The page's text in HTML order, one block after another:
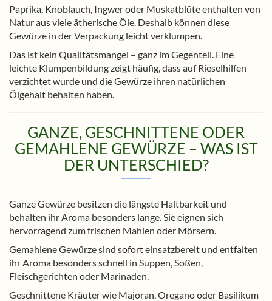
Paprika, Knoblauch, Ingwer oder Muskatblüte enthalten von
Natur aus viele ätherische Öle. Deshalb können diese
Gewürze in der Verpackung leicht verklumpen.
Das ist kein Qualitätsmangel – ganz im Gegenteil. Eine
leichte Klumpenbildung zeigt häufig, dass auf Rieselhilfen
verzichtet wurde und die Gewürze ihren natürlichen
Ölgehalt behalten haben.
GANZE, GESCHNITTENE ODER
GEMAHLENE GEWÜRZE – WAS IST
DER UNTERSCHIED?
Ganze Gewürze besitzen die längste Haltbarkeit und
behalten ihr Aroma besonders lange. Sie eignen sich
hervorragend zum frischen Mahlen oder Mörsern.
Gemahlene Gewürze sind sofort einsatzbereit und entfalten
ihr Aroma besonders schnell in Suppen, Soßen,
Fleischgerichten oder Marinaden.
Geschnittene Kräuter wie Majoran, Oregano oder Basilikum